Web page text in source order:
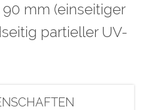
1 Punkt haben.
mm (einseitiger
partieller UV-